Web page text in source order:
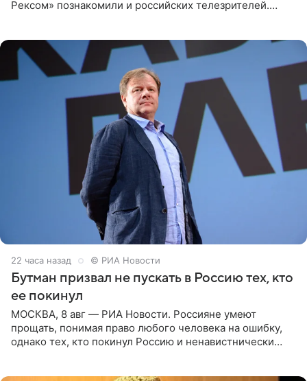
Рексом» познакомили и российских телезрителей.
22 часа назад © РИА Новости
Бутман призвал не пускать в Россию тех, кто
ее покинул
МОСКВА, 8 авг — РИА Новости. Россияне умеют
прощать, понимая право любого человека на ошибку,
однако тех, кто покинул Россию и ненавистнически